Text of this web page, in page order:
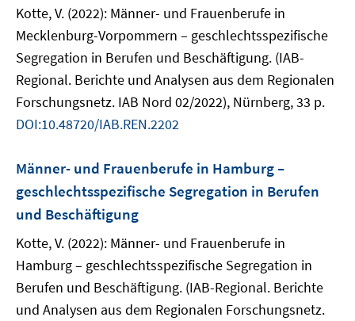
Kotte, V. (2022): Männer- und Frauenberufe in
Mecklenburg-Vorpommern – geschlechtsspezifische
Segregation in Berufen und Beschäftigung. (IAB-
Regional. Berichte und Analysen aus dem Regionalen
Forschungsnetz. IAB Nord 02/2022), Nürnberg, 33 p.
DOI:10.48720/IAB.REN.2202
Männer- und Frauenberufe in Hamburg –
geschlechtsspezifische Segregation in Berufen
und Beschäftigung
Kotte, V. (2022): Männer- und Frauenberufe in
Hamburg – geschlechtsspezifische Segregation in
Berufen und Beschäftigung. (IAB-Regional. Berichte
und Analysen aus dem Regionalen Forschungsnetz.